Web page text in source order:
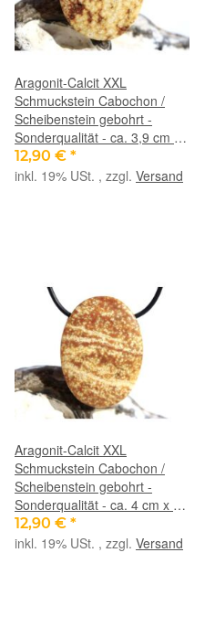
Aragonit-Calcit XXL
Schmuckstein Cabochon /
Scheibenstein gebohrt -
Sonderqualität - ca. 3,9 cm x
3 cm x 0,9 cm
12,90 € *
inkl. 19% USt. , zzgl. Versand
Aragonit-Calcit XXL
Schmuckstein Cabochon /
Scheibenstein gebohrt -
Sonderqualität - ca. 4 cm x 3
cm x 0,9 cm
12,90 € *
inkl. 19% USt. , zzgl. Versand